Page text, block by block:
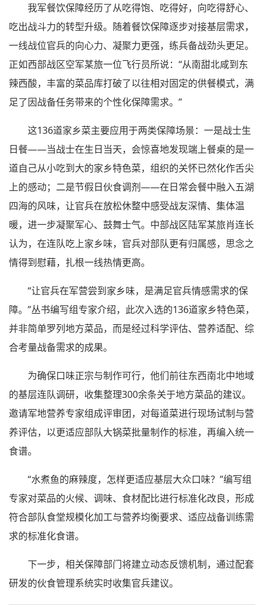
我军餐饮保障经历了从吃得饱、吃得好，向吃得舒心、
吃出战斗力的转型升级。随着餐饮保障逐步对接基层需求，
一线战位官兵的向心力、凝聚力更强，练兵备战劲头更足。
正如西部战区空军某旅一位飞行员所说：“从南甜北咸到东
辣西酸，丰富的菜品库打破了以往相对固定的供餐模式，满
足了因战备任务带来的个性化保障需求。”
这136道家乡菜主要应用于两类保障场景：一是战士生
日餐——当战士在生日当天，会惊喜地发现端上餐桌的是一
道自己从小吃到大的家乡特色菜，组织的关怀已然化作舌尖
上的感动；二是节假日伙食调剂——在日常会餐中融入五湖
四海的风味，让官兵在放松休整中感受战友深情、集体温
暖，进一步凝聚军心、鼓舞士气。中部战区陆军某旅肖连长
认为，在连队吃上家乡味，官兵对部队更有归属感，思念之
情得到慰藉，扎根一线热情更高。
“让官兵在军营尝到家乡味，是满足官兵情感需求的保
障。”丛书编写组专家介绍，此次入选的136道家乡特色菜，
并非简单罗列地方菜品，而是经过科学评估、营养适配、综
合考量战备需求的成果。
为确保口味正宗与制作可行，他们前往东西南北中地域
的基层连队调研，收集整理300余条关于地方菜品的建议。
邀请军地营养专家组成评审团，对每道菜进行现场试制与营
养评估，以更适应部队大锅菜批量制作的标准，再编入统一
食谱。
“水煮鱼的麻辣度，怎样更适应基层大众口味？”编写组
专家对菜品的火候、调味、食材配比进行标准化改良，形成
符合部队食堂规模化加工与营养均衡要求、适应战备训练需
求的标准化食谱。
下一步，相关保障部门将建立动态反馈机制，通过配套
研发的伙食管理系统实时收集官兵建议。